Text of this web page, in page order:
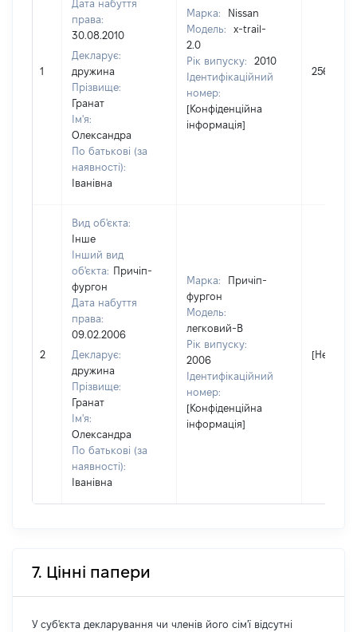
1
Дата набуття
права:
30.08.2010
Декларує:
дружина
Прізвище:
Гранат
Ім'я:
Олександра
По батькові (за
наявності):
Іванівна
Марка:
Nissan
Модель:
x-trail-
2.0
Рік випуску:
2010
Ідентифікаційний
номер:
[Конфіденційна
інформація]
256800
2
Вид об'єкта:
Інше
Інший вид
об'єкта: Причіп-
фургон
Дата набуття
права:
09.02.2006
Декларує:
дружина
Прізвище:
Гранат
Ім'я:
Олександра
По батькові (за
наявності):
Іванівна
Марка:
Причіп-
фургон
Модель:
легковий-В
Рік випуску:
2006
Ідентифікаційний
номер:
[Конфіденційна
інформація]
[Не
7. Цінні папери
У суб'єкта декларування чи членів його сім'ї відсутні